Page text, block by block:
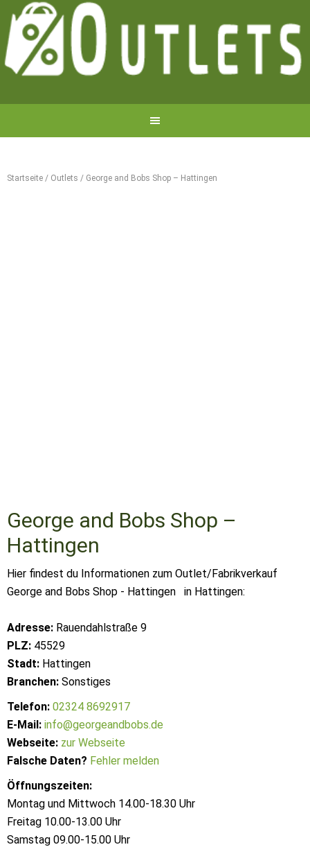
Startseite / Outlets / George and Bobs Shop – Hattingen
George and Bobs Shop –
Hattingen
Hier findest du Informationen zum Outlet/Fabrikverkauf
George and Bobs Shop - Hattingen in Hattingen:
Adresse: Rauendahlstraße 9
PLZ: 45529
Stadt: Hattingen
Branchen: Sonstiges
Telefon: 02324 8692917
E-Mail: info@georgeandbobs.de
Webseite: zur Webseite
Falsche Daten? Fehler melden
Öffnungszeiten:
Montag und Mittwoch 14.00-18.30 Uhr
Freitag 10.00-13.00 Uhr
Samstag 09.00-15.00 Uhr